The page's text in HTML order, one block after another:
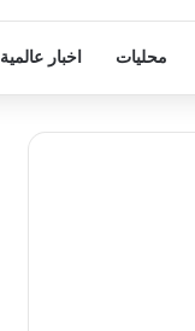
محليات اخبار عالمية